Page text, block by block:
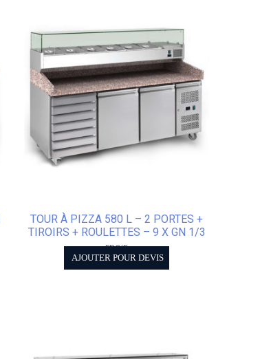
TOUR À PIZZA 580 L – 2 PORTES +
TIROIRS + ROULETTES – 9 X GN 1/3
FROID
AJOUTER POUR DEVIS